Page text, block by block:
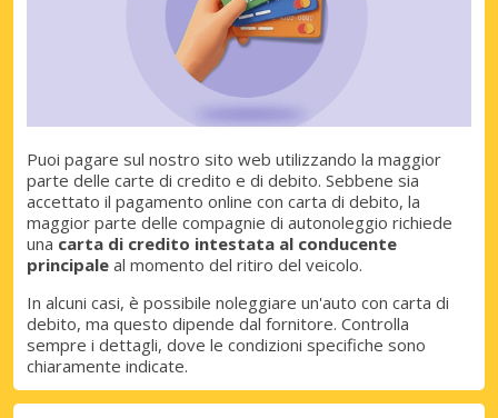
Sconti speciali
Accedi alle offerte esclusive dei nostri
fornitori
Puoi pagare sul nostro sito web utilizzando la maggior
parte delle carte di credito e di debito. Sebbene sia
accettato il pagamento online con carta di debito, la
maggior parte delle compagnie di autonoleggio richiede
una carta di credito intestata al conducente
principale al momento del ritiro del veicolo.
In alcuni casi, è possibile noleggiare un'auto con carta di
debito, ma questo dipende dal fornitore. Controlla
sempre i dettagli, dove le condizioni specifiche sono
chiaramente indicate.